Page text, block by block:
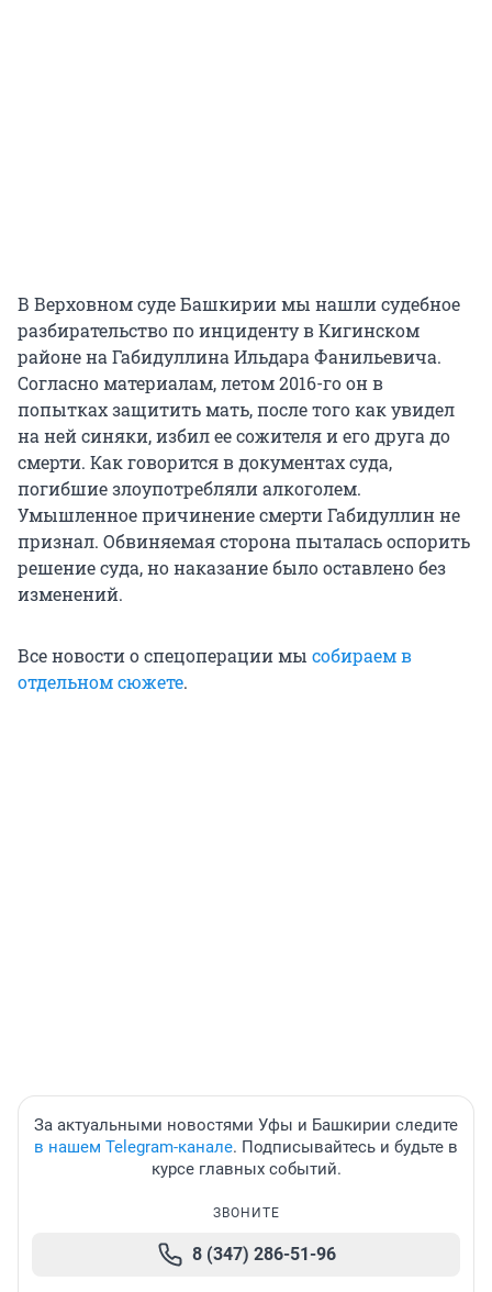
В Верховном суде Башкирии мы нашли судебное
разбирательство по инциденту в Кигинском
районе на Габидуллина Ильдара Фанильевича.
Согласно материалам, летом 2016-го он в
попытках защитить мать, после того как увидел
на ней синяки, избил ее сожителя и его друга до
смерти. Как говорится в документах суда,
погибшие злоупотребляли алкоголем.
Умышленное причинение смерти Габидуллин не
признал. Обвиняемая сторона пыталась оспорить
решение суда, но наказание было оставлено без
изменений.
Все новости о спецоперации мы собираем в
отдельном сюжете.
За актуальными новостями Уфы и Башкирии следите
в нашем Telegram-канале. Подписывайтесь и будьте в
курсе главных событий.
ЗВОНИТЕ
8 (347) 286-51-96